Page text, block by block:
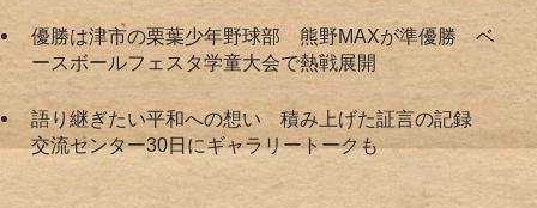
優勝は津市の栗葉少年野球部 熊野MAXが準優勝 ベ
ースボールフェスタ学童大会で熱戦展開
語り継ぎたい平和への想い 積み上げた証言の記録
交流センター30日にギャラリートークも